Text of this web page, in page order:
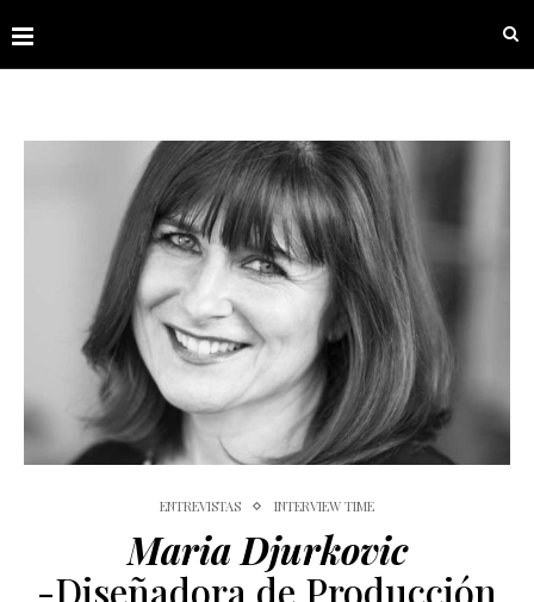
ENTREVISTAS INTERVIEW TIME
Maria Djurkovic
-Diseñadora de Producción